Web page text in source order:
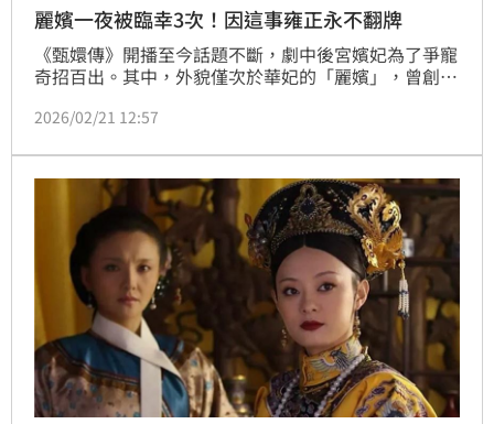
麗嬪一夜被臨幸3次！因這事雍正永不翻牌
《甄嬛傳》開播至今話題不斷，劇中後宮嬪妃為了爭寵
奇招百出。其中，外貌僅次於華妃的「麗嬪」，曾創下
度威脅他人。然而，這位曾讓皇帝流連忘返的美人，後
美貌不敵才情，更因她犯下觸怒龍顏的大忌。（記者唐
家興）
2026/02/21 12:57